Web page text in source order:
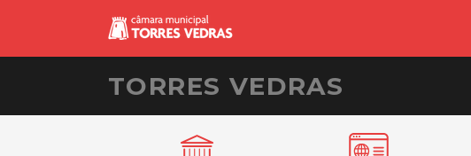
TORRES VEDRAS